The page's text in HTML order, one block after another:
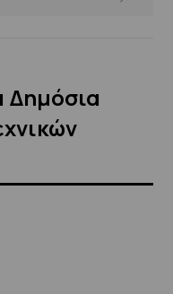
Δημόσια